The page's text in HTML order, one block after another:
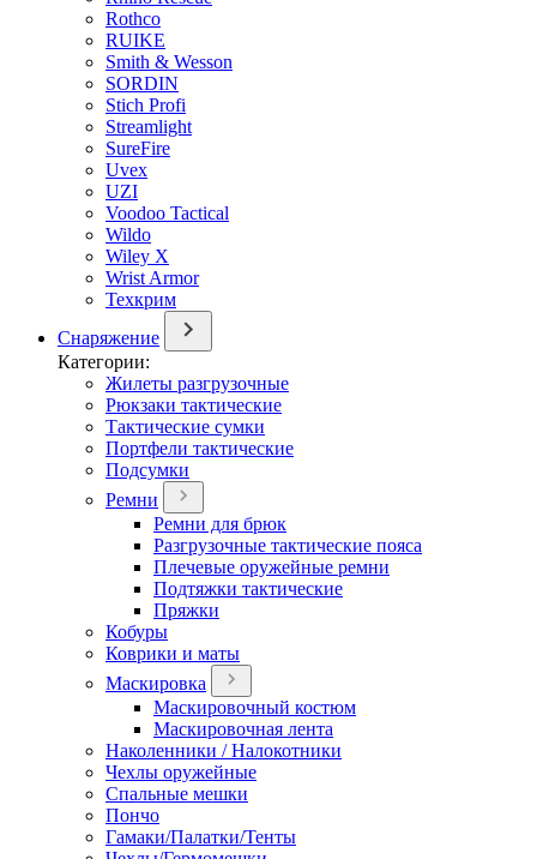
Rothco
RUIKE
Smith & Wesson
SORDIN
Stich Profi
Streamlight
SureFire
Uvex
UZI
Voodoo Tactical
Wildo
Wiley X
Wrist Armor
Техкрим
Снаряжение
Категории:
Жилеты разгрузочные
Рюкзаки тактические
Тактические сумки
Портфели тактические
Подсумки
Ремни
Ремни для брюк
Разгрузочные тактические пояса
Плечевые оружейные ремни
Подтяжки тактические
Пряжки
Кобуры
Коврики и маты
Маскировка
Маскировочный костюм
Маскировочная лента
Наколенники / Налокотники
Чехлы оружейные
Спальные мешки
Пончо
Гамаки/Палатки/Тенты